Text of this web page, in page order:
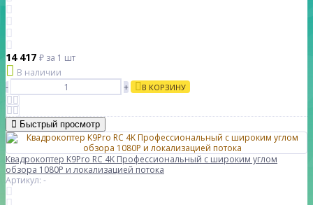
14 417 ₽ за 1 шт
В наличии
-
+ В КОРЗИНУ
Быстрый просмотр
Квадрокоптер K9Pro RC 4K Профессиональный с широким углом
обзора 1080P и локализацией потока
Артикул: -